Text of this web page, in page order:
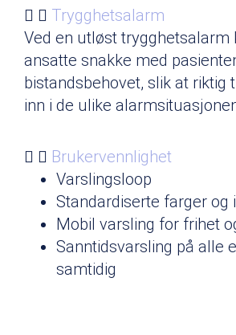
Trygghetsalarm
Ved en utløst trygghetsalarm
ansatte snakke med
bistandsbehovet, slik at riktig
inn i de ulike
Brukervennlighet
Varslingsloop
Standardiserte farger og
Mobil varsling for frihet
Sanntidsvarsling på alle
samtidig